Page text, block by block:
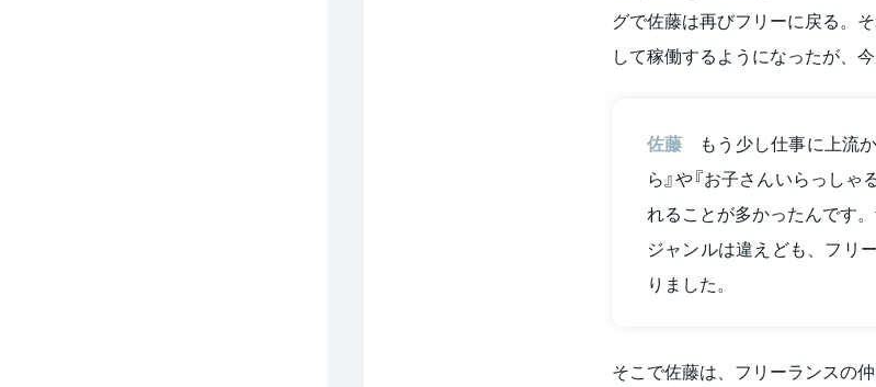
グで佐藤は再びフリーに戻る。
して稼働するようになったが、
佐藤
もう少し仕事に上流
ら』や『お子さんいらっし
れることが多かったんです
ジャンルは違えども、フリ
りました。
そこで佐藤は、フリーランスの